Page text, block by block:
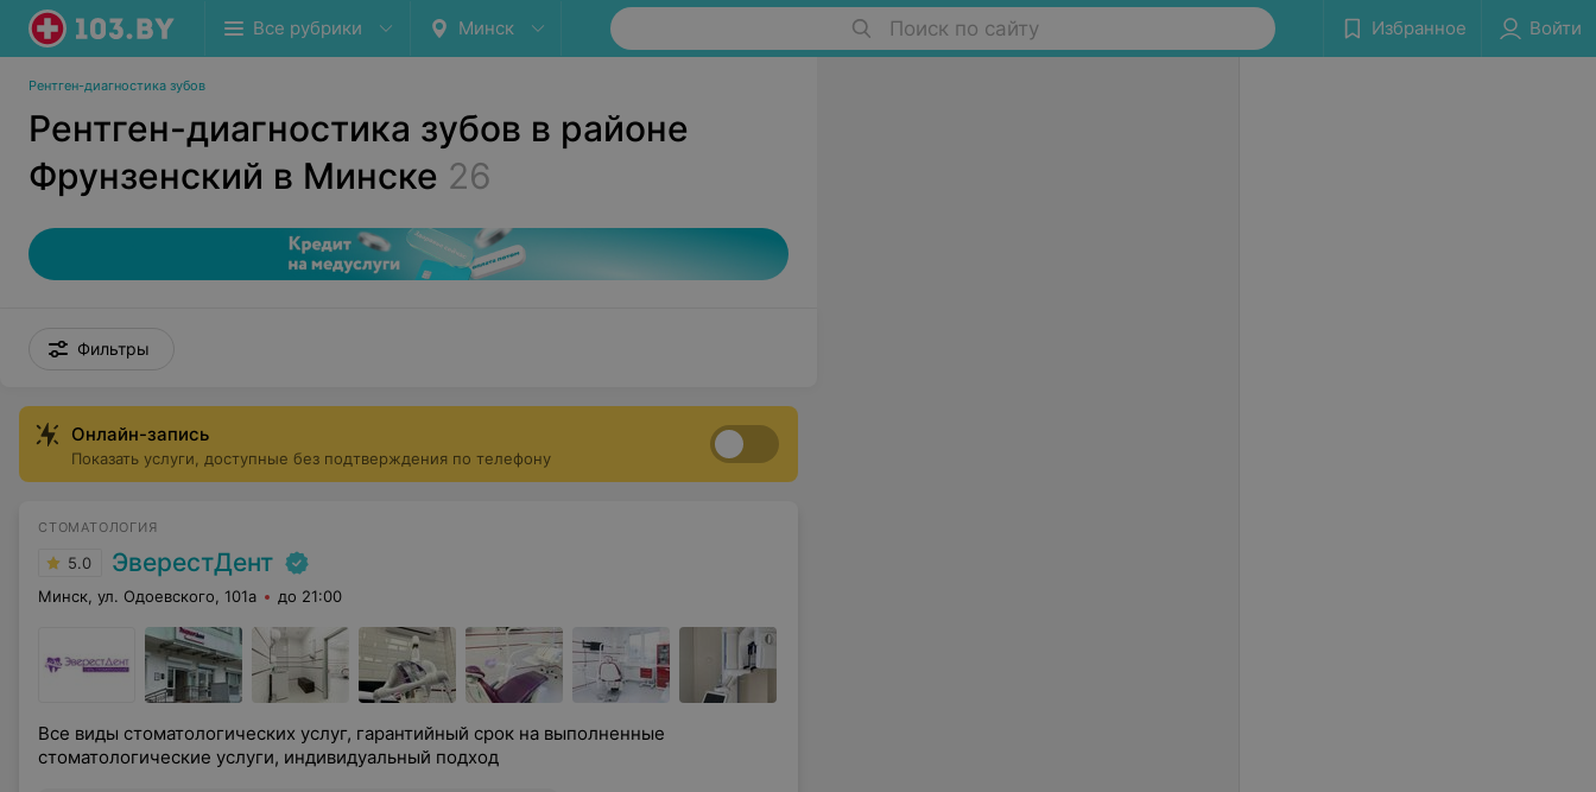
Все рубрики Минск Поиск по сайту Избранное Войти
Рентген-диагностика зубов
Рентген-диагностика зубов в районе
Фрунзенский в Минске 26
Фильтры
Онлайн-запись
Показать услуги, доступные без подтверждения по телефону
СТОМАТОЛОГИЯ
5.0 ЭверестДент
Минск, ул. Одоевского, 101а до 21:00
Все виды стоматологических услуг, гарантийный срок на выполненные
стоматологические услуги, индивидуальный подход